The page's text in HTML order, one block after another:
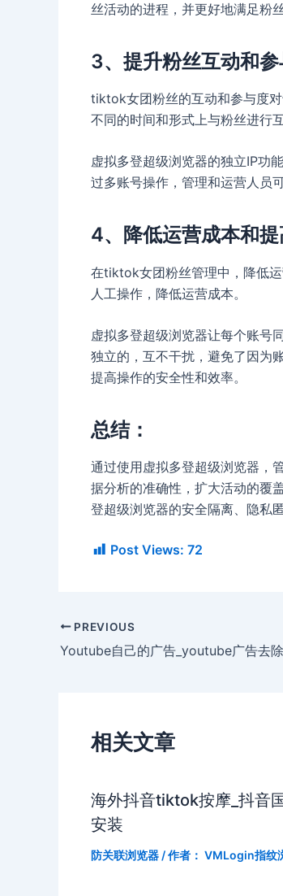
丝活动的进程，并更好地满足粉丝
3、提升粉丝互动和
tiktok女团粉丝的互动和参与度
不同的时间和形式上与粉丝进行互
虚拟多登超级浏览器的独立IP功
过多账号操作，管理和运营人员
4、降低运营成本和
在tiktok女团粉丝管理中，降低
人工操作，降低运营成本。
虚拟多登超级浏览器让每个账号
独立的，互不干扰，避免了因为
提高操作的安全性和效率。
总结：
通过使用虚拟多登超级浏览器，
据分析的准确性，扩大活动的覆
登超级浏览器的安全隔离、隐私
Post Views: 72
PREVIOUS
Youtube自己的广告_youtube广告去除
相关文章
海外抖音tiktok按摩_抖音
安装
防关联浏览器 / 作者： VMLogin指纹